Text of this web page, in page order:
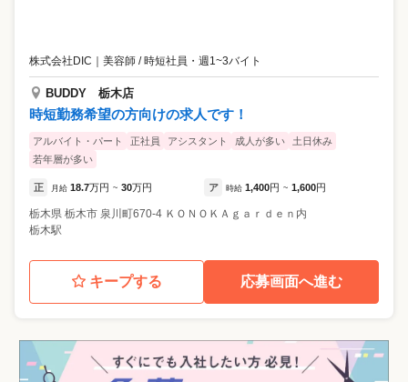
株式会社DIC 美容師 / 時短社員・週1~3バイト
BUDDY 栃木店
時短勤務希望の方向けの求人です！
アルバイト・パート 正社員 アシスタント 成人が多い
土日休み
若年層が多い
正 月給 18.7万円 ~ 30万円 ア 時給 1,400円 ~ 1,600円
栃木県 栃木市 泉川町670-4 ＫＯＮＯＫＡｇａｒｄｅｎ内
栃木駅
キープする 応募画面へ進む